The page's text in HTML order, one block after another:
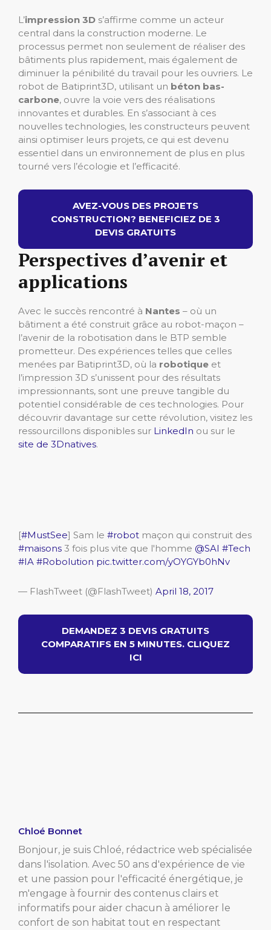
L’impression 3D s’affirme comme un acteur
central dans la construction moderne. Le
processus permet non seulement de réaliser des
bâtiments plus rapidement, mais également de
diminuer la pénibilité du travail pour les ouvriers. Le
robot de Batiprint3D, utilisant un béton bas-
carbone, ouvre la voie vers des réalisations
innovantes et durables. En s’associant à ces
nouvelles technologies, les constructeurs peuvent
ainsi optimiser leurs projets, ce qui est devenu
essentiel dans un environnement de plus en plus
tourné vers l’écologie et l’efficacité.
AVEZ-VOUS DES PROJETS
CONSTRUCTION? BENEFICIEZ DE 3
DEVIS GRATUITS
Perspectives d’avenir et
applications
Avec le succès rencontré à Nantes – où un
bâtiment a été construit grâce au robot-maçon –
l’avenir de la robotisation dans le BTP semble
prometteur. Des expériences telles que celles
menées par Batiprint3D, où la robotique et
l’impression 3D s’unissent pour des résultats
impressionnants, sont une preuve tangible du
potentiel considérable de ces technologies. Pour
découvrir davantage sur cette révolution, visitez les
ressourcillons disponibles sur LinkedIn ou sur le
site de 3Dnatives.
[#MustSee] Sam le #robot maçon qui construit des
#maisons 3 fois plus vite que l'homme @SAI #Tech
#IA #Robolution pic.twitter.com/yOYGYb0hNv
— FlashTweet (@FlashTweet) April 18, 2017
DEMANDEZ 3 DEVIS GRATUITS
COMPARATIFS EN 5 MINUTES. CLIQUEZ
ICI
Chloé Bonnet
Bonjour, je suis Chloé, rédactrice web spécialisée
dans l'isolation. Avec 50 ans d'expérience de vie
et une passion pour l'efficacité énergétique, je
m'engage à fournir des contenus clairs et
informatifs pour aider chacun à améliorer le
confort de son habitat tout en respectant